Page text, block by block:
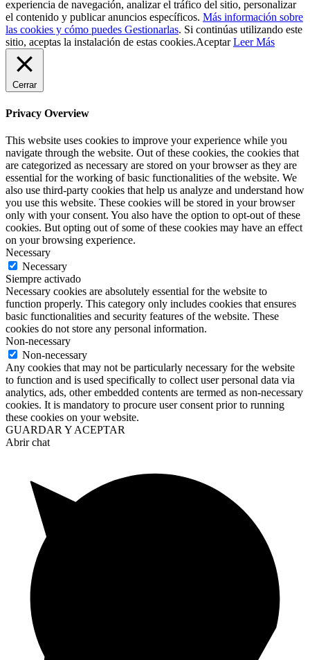
experiencia de navegación, analizar el tráfico del sitio, personalizar
el contenido y publicar anuncios específicos. Más información sobre
las cookies y cómo puedes Gestionarlas. Si continúas utilizando este
sitio, aceptas la instalación de estas cookies.Aceptar Leer Más
Cerrar
Privacy Overview
This website uses cookies to improve your experience while you
navigate through the website. Out of these cookies, the cookies that
are categorized as necessary are stored on your browser as they are
essential for the working of basic functionalities of the website. We
also use third-party cookies that help us analyze and understand how
you use this website. These cookies will be stored in your browser
only with your consent. You also have the option to opt-out of these
cookies. But opting out of some of these cookies may have an effect
on your browsing experience.
Necessary
Necessary
Siempre activado
Necessary cookies are absolutely essential for the website to
function properly. This category only includes cookies that ensures
basic functionalities and security features of the website. These
cookies do not store any personal information.
Non-necessary
Non-necessary
Any cookies that may not be particularly necessary for the website
to function and is used specifically to collect user personal data via
analytics, ads, other embedded contents are termed as non-necessary
cookies. It is mandatory to procure user consent prior to running
these cookies on your website.
GUARDAR Y ACEPTAR
Abrir chat